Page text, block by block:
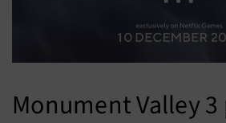
Monument Valley